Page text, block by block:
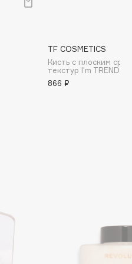
TF COSMETICS
Кисть с плоским
текстур I'm TREND
866 ₽